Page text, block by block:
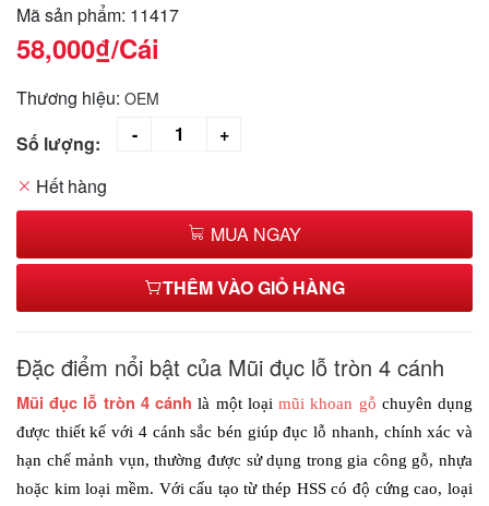
Mã sản phẩm: 11417
58,000₫/Cái
Thương hiệu: OEM
Số lượng:
Hết hàng
MUA NGAY
THÊM VÀO GIỎ HÀNG
Đặc điểm nổi bật của Mũi đục lỗ tròn 4 cánh
Mũi đục lỗ tròn 4 cánh là một loại mũi khoan gỗ chuyên dụng
được thiết kế với 4 cánh sắc bén giúp đục lỗ nhanh, chính xác và
hạn chế mảnh vụn, thường được sử dụng trong gia công gỗ, nhựa
hoặc kim loại mềm. Với cấu tạo từ thép HSS có độ cứng cao, loại